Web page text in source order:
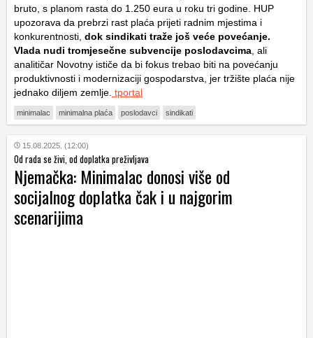
bruto, s planom rasta do 1.250 eura u roku tri godine. HUP
upozorava da prebrzi rast plaća prijeti radnim mjestima i
konkurentnosti, dok sindikati traže još veće povećanje.
Vlada nudi tromjesečne subvencije poslodavcima , ali
analitičar Novotny ističe da bi fokus trebao biti na povećanju
produktivnosti i modernizaciji gospodarstva, jer tržište plaća nije
jednako diljem zemlje. tportal
minimalac minimalna plaća poslodavci sindikati
15.08.2025. (12:00)
Od rada se živi, od doplatka preživljava
Njemačka: Minimalac donosi više od
socijalnog doplatka čak i u najgorim
scenarijima